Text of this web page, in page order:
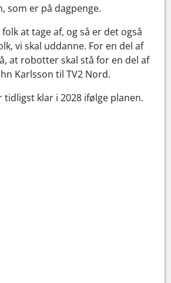
som er på dagpenge.
at tage af, og så er det også
vi skal uddanne. For en del af
at robotter skal stå for en del af
Karlsson til TV2 Nord.
tidligst klar i 2028 ifølge planen.